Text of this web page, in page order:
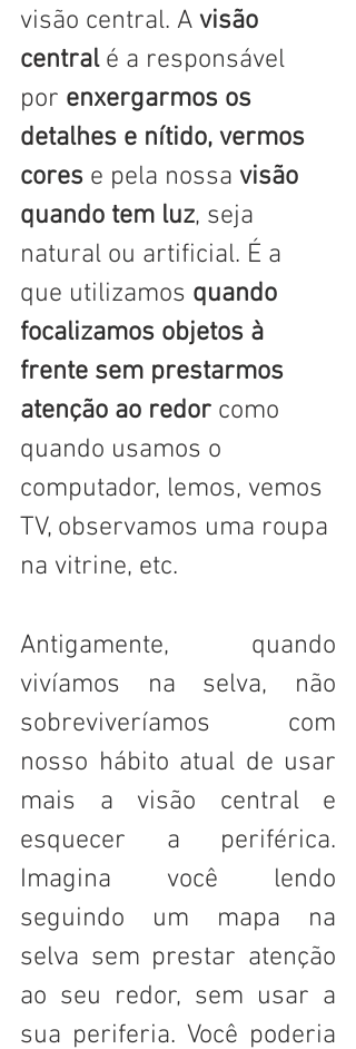
visão central. A visão
central é a responsável
por enxergarmos os
detalhes e nítido, vermos
cores e pela nossa visão
quando tem luz, seja
natural ou artificial. É a
que utilizamos quando
focalizamos objetos à
frente sem prestarmos
atenção ao redor como
quando usamos o
computador, lemos, vemos
TV, observamos uma roupa
na vitrine, etc.
Antigamente, quando
vivíamos na selva, não
sobreviveríamos com
nosso hábito atual de usar
mais a visão central e
esquecer a periférica.
Imagina você lendo
seguindo um mapa na
selva sem prestar atenção
ao seu redor, sem usar a
sua periferia. Você poderia